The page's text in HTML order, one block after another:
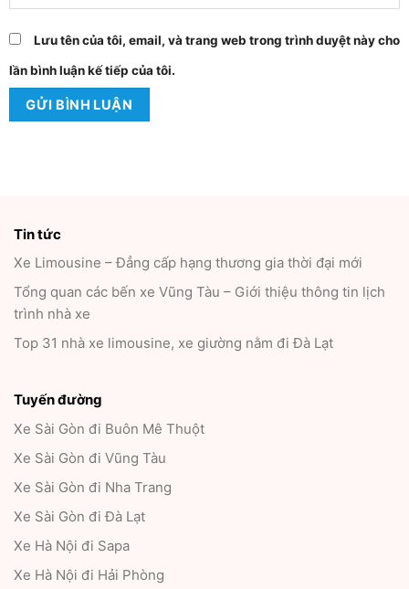
Lưu tên của tôi, email, và trang web trong trình duyệt này cho
lần bình luận kế tiếp của tôi.
Tin tức
Xe Limousine – Đẳng cấp hạng thương gia thời đại mới
Tổng quan các bến xe Vũng Tàu – Giới thiệu thông tin lịch
trình nhà xe
Top 31 nhà xe limousine, xe giường nằm đi Đà Lạt
Tuyến đường
Xe Sài Gòn đi Buôn Mê Thuột
Xe Sài Gòn đi Vũng Tàu
Xe Sài Gòn đi Nha Trang
Xe Sài Gòn đi Đà Lạt
Xe Hà Nội đi Sapa
Xe Hà Nội đi Hải Phòng